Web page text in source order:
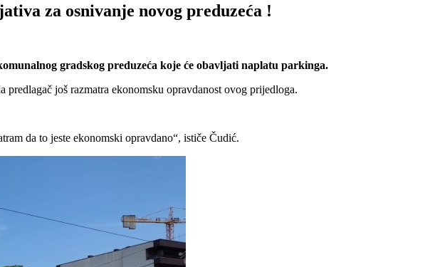
za osnivanje novog preduzeća !
gradskog preduzeća koje će obavljati naplatu parkinga.
još razmatra ekonomsku opravdanost ovog prijedloga.
da to jeste ekonomski opravdano“, ističe Čudić.